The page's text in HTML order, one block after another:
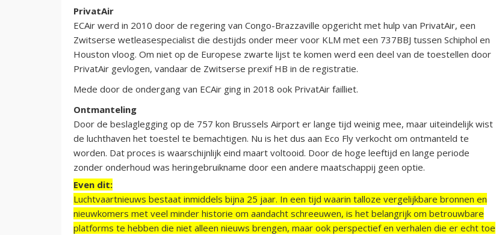
PrivatAir
ECAir werd in 2010 door de regering van Congo-Brazzaville opgericht met hulp van PrivatAir, een
Zwitserse wetleasespecialist die destijds onder meer voor KLM met een 737BBJ tussen Schiphol en
Houston vloog. Om niet op de Europese zwarte lijst te komen werd een deel van de toestellen door
PrivatAir gevlogen, vandaar de Zwitserse prexif HB in de registratie.
Mede door de ondergang van ECAir ging in 2018 ook PrivatAir failliet.
Ontmanteling
Door de beslaglegging op de 757 kon Brussels Airport er lange tijd weinig mee, maar uiteindelijk wist
de luchthaven het toestel te bemachtigen. Nu is het dus aan Eco Fly verkocht om ontmanteld te
worden. Dat proces is waarschijnlijk eind maart voltooid. Door de hoge leeftijd en lange periode
zonder onderhoud was heringebruikname door een andere maatschappij geen optie.
Even dit:
Luchtvaartnieuws bestaat inmiddels bijna 25 jaar. In een tijd waarin talloze vergelijkbare bronnen en
nieuwkomers met veel minder historie om aandacht schreeuwen, is het belangrijk om betrouwbare
platforms te hebben die niet alleen nieuws brengen, maar ook perspectief en verhalen die er echt toe